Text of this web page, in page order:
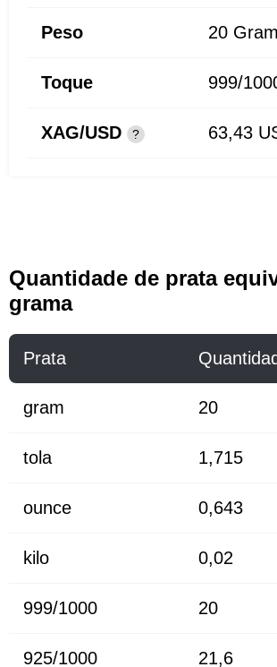
Peso 20
Toque 999/
XAG/USD ? 63,43
Quantidade de prata
grama
Prata
gram 20
tola 1,715
ounce 0,643
kilo 0,02
999/1000 20
925/1000 21,6